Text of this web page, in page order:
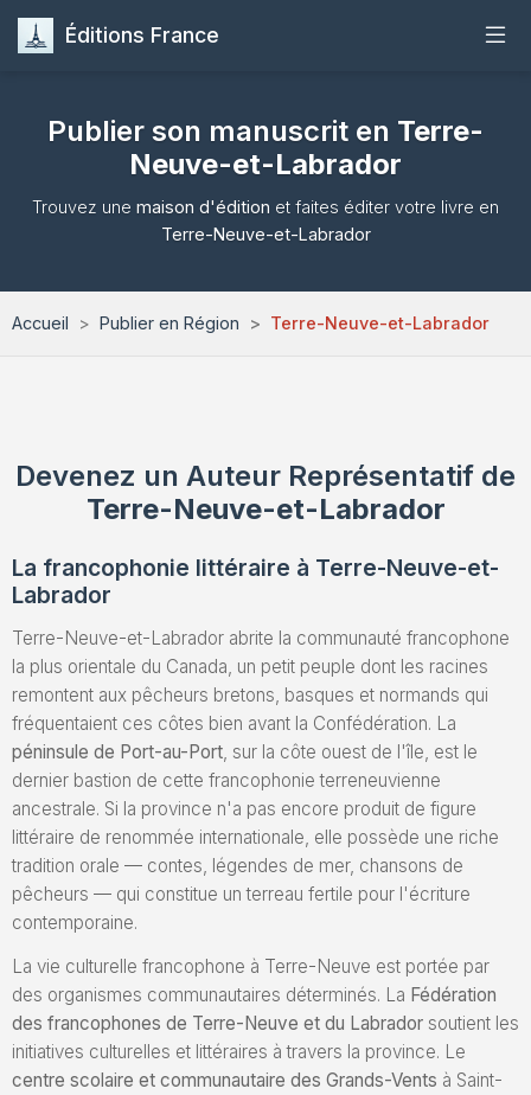
Éditions France
Maisons d'Édition
Guides
Contact
Envoyez un Manuscrit
Publier son manuscrit en Terre-
Neuve-et-Labrador
Trouvez une maison d'édition et faites éditer votre livre en
Terre-Neuve-et-Labrador
Accueil Publier en Région Terre-Neuve-et-Labrador
Devenez un Auteur Représentatif de
Terre-Neuve-et-Labrador
La francophonie littéraire à Terre-Neuve-et-
Labrador
Terre-Neuve-et-Labrador abrite la communauté francophone
la plus orientale du Canada, un petit peuple dont les racines
remontent aux pêcheurs bretons, basques et normands qui
fréquentaient ces côtes bien avant la Confédération. La
péninsule de Port-au-Port , sur la côte ouest de l'île, est le
dernier bastion de cette francophonie terreneuvienne
ancestrale. Si la province n'a pas encore produit de figure
littéraire de renommée internationale, elle possède une riche
tradition orale — contes, légendes de mer, chansons de
pêcheurs — qui constitue un terreau fertile pour l'écriture
contemporaine.
La vie culturelle francophone à Terre-Neuve est portée par
des organismes communautaires déterminés. La Fédération
des francophones de Terre-Neuve et du Labrador soutient les
initiatives culturelles et littéraires à travers la province. Le
centre scolaire et communautaire des Grands-Vents à Saint-